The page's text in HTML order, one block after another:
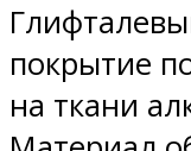
покрытие
на ткани